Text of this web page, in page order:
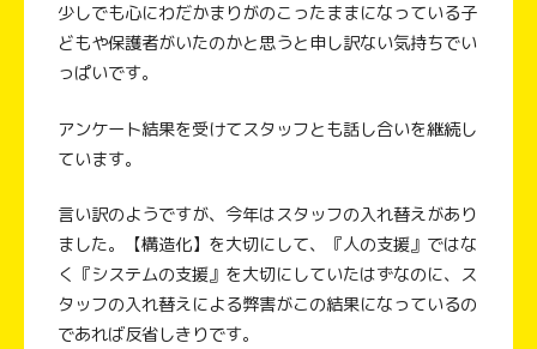
少しでも心にわだかまりがのこったままになっている子
どもや保護者がいたのかと思うと申し訳ない気持ちでい
っぱいです。
アンケート結果を受けてスタッフとも話し合いを継続し
ています。
言い訳のようですが、今年はスタッフの入れ替えがあり
ました。【構造化】を大切にして、『人の支援』ではな
く『システムの支援』を大切にしていたはずなのに、ス
タッフの入れ替えによる弊害がこの結果になっているの
であれば反省しきりです。